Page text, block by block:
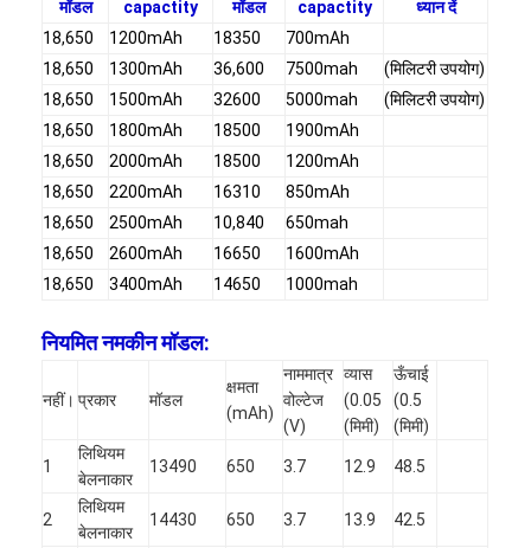
प्राथमिक लिथियम बैटरी
हाइब्रिड कार बैटरी
मॉडल capactity मॉडल capactity
ध्यान दें
18,650
1200mAh 18350
700mAh
18,650
1300mAh 36,600 7500mah
(मिलिटरी उपयोग)
18,650
1500mAh 32600 5000mah
(मिलिटरी उपयोग)
18,650
1800mAh 18500
1900mAh
18,650
2000mAh 18500
1200mAh
18,650
2200mAh 16310
850mAh
18,650
2500mAh 10,840
650mah
18,650
2600mAh 16650
1600mAh
18,650
3400mAh 14650 1000mah
नियमित नमकीन मॉडल:
नहीं। प्रकार मॉडल
क्षमता
(mAh)
नाममात्र
वोल्टेज
(V)
व्यास
(0.05
(मिमी)
ऊँचाई
(0.5
(मिमी)
1
लिथियम
बेलनाकार
13490 650 3.7 12.9 48.5
2
लिथियम
बेलनाकार
14430 650 3.7 13.9 42.5